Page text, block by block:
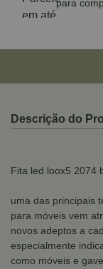
para
Descrição do
Fita led loox5 2074
uma das principais
para móveis vem
novos adeptos a
especialmente
como móveis e